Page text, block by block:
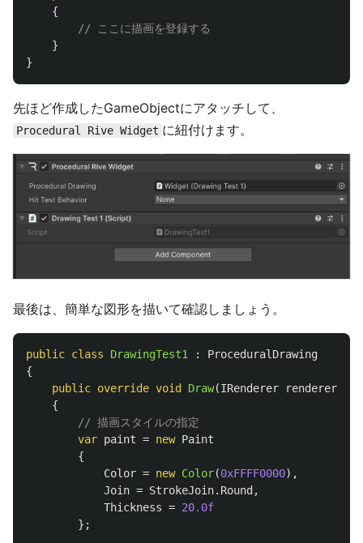
{
// ここに描画を登録する
}
}
先ほど作成したGameObjectにアタッチして、
Procedural Rive Widget に紐付けます。
最後は、簡単な図形を描いて確認しましょう。
public class DrawingTest1 :
ProceduralDrawing
{
public override void Draw(IRenderer renderer
{
// 描画スタイルの指定
var paint = new Paint
{
Color = new Color(0xFFFF0000),
Join = StrokeJoin. Round ,
Thickness = 20.0f
};